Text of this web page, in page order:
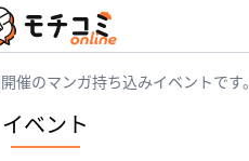
催のマンガ持ち込みイベントです。
イベント